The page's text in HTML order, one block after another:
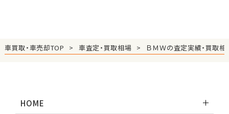
車買取・車売却TOP 車査定・買取相場 ＢＭＷの査定実績・買取相
HOME